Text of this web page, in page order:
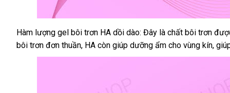
Bao
cao
Hàm lượng gel bôi trơn HA dồi dào: Đây là chất bôi trơn ở
đâu
tốt
bôi trơn đơn thuầnhàng
nhái
, HA còn giúp dưỡng ẩm cho vùng kíntận
nơi
,